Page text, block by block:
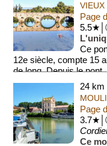
VIEUX
Page
Ce
12e siècle, compte 15
de long. Depuis le
24 km
Page
Ce